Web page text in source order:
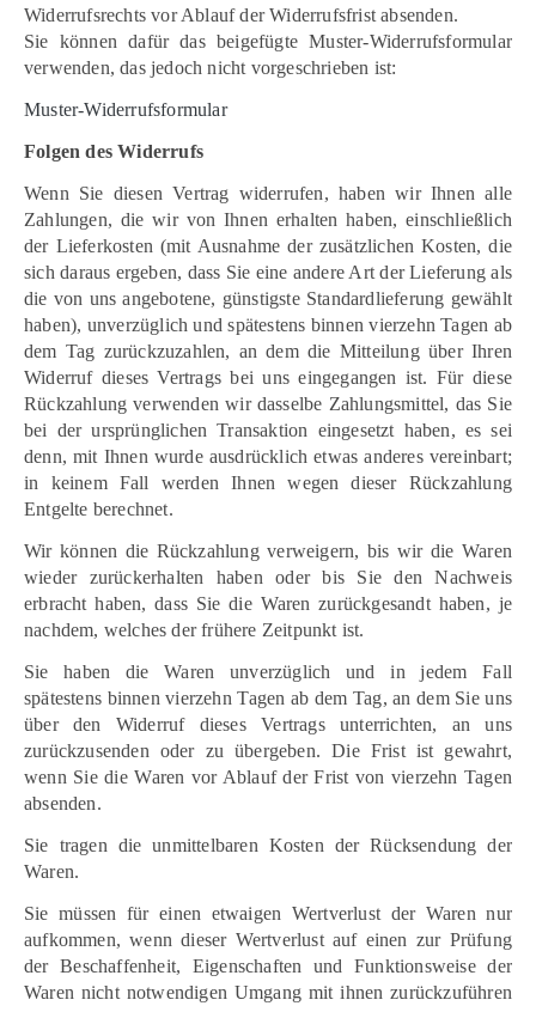
Widerrufsrechts vor Ablauf der Widerrufsfrist absenden.
Sie können dafür das beigefügte Muster-Widerrufsformular
verwenden, das jedoch nicht vorgeschrieben ist:
Muster-Widerrufsformular
Folgen des Widerrufs
Wenn Sie diesen Vertrag widerrufen, haben wir Ihnen alle
Zahlungen, die wir von Ihnen erhalten haben, einschließlich
der Lieferkosten (mit Ausnahme der zusätzlichen Kosten, die
sich daraus ergeben, dass Sie eine andere Art der Lieferung als
die von uns angebotene, günstigste Standardlieferung gewählt
haben), unverzüglich und spätestens binnen vierzehn Tagen ab
dem Tag zurückzuzahlen, an dem die Mitteilung über Ihren
Widerruf dieses Vertrags bei uns eingegangen ist. Für diese
Rückzahlung verwenden wir dasselbe Zahlungsmittel, das Sie
bei der ursprünglichen Transaktion eingesetzt haben, es sei
denn, mit Ihnen wurde ausdrücklich etwas anderes vereinbart;
in keinem Fall werden Ihnen wegen dieser Rückzahlung
Entgelte berechnet.
Wir können die Rückzahlung verweigern, bis wir die Waren
wieder zurückerhalten haben oder bis Sie den Nachweis
erbracht haben, dass Sie die Waren zurückgesandt haben, je
nachdem, welches der frühere Zeitpunkt ist.
Sie haben die Waren unverzüglich und in jedem Fall
spätestens binnen vierzehn Tagen ab dem Tag, an dem Sie uns
über den Widerruf dieses Vertrags unterrichten, an uns
zurückzusenden oder zu übergeben. Die Frist ist gewahrt,
wenn Sie die Waren vor Ablauf der Frist von vierzehn Tagen
absenden.
Sie tragen die unmittelbaren Kosten der Rücksendung der
Waren.
Sie müssen für einen etwaigen Wertverlust der Waren nur
aufkommen, wenn dieser Wertverlust auf einen zur Prüfung
der Beschaffenheit, Eigenschaften und Funktionsweise der
Waren nicht notwendigen Umgang mit ihnen zurückzuführen